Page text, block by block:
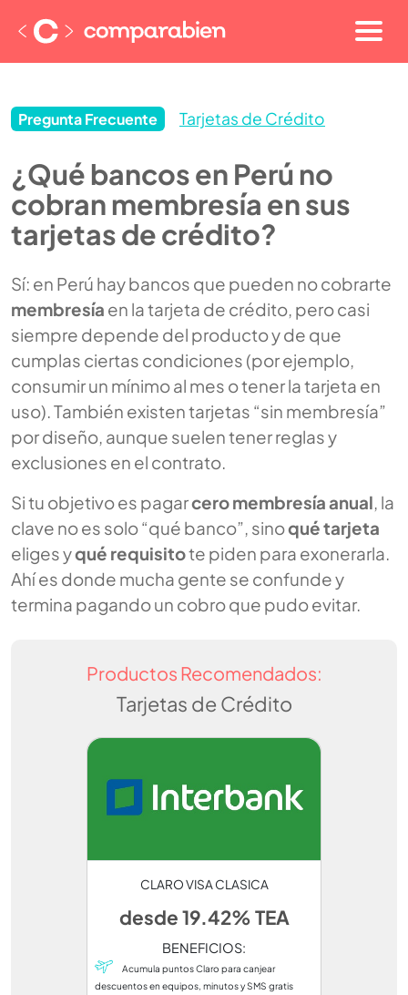
Pregunta Frecuente Tarjetas de Crédito
¿Qué bancos en Perú no
cobran membresía en sus
tarjetas de crédito?
Sí: en Perú hay bancos que pueden no cobrarte
membresía en la tarjeta de crédito, pero casi
siempre depende del producto y de que
cumplas ciertas condiciones (por ejemplo,
consumir un mínimo al mes o tener la tarjeta en
uso). También existen tarjetas “sin membresía”
por diseño, aunque suelen tener reglas y
exclusiones en el contrato.
Si tu objetivo es pagarcero membresía anual, la
clave no es solo “qué banco”, sinoqué tarjeta
eliges yqué requisitote piden para exonerarla.
Ahí es donde mucha gente se confunde y
termina pagando un cobro que pudo evitar.
Productos Recomendados:
Tarjetas de Crédito
CLARO VISA CLASICA
desde 19.42% TEA
BENEFICIOS:
Acumula puntos Claro para canjear
descuentos en equipos, minutos y SMS gratis